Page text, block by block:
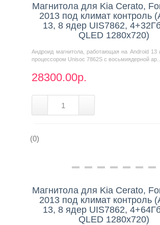
Магнитола для Kia Cerato,
2013 под климат контроль
13, 8 ядер UIS7862,
QLED 1280x720)
Андроид магнитола, работающая на Android 13
процессором Unisoc 7862S с восьмиядерной ар..
28300.00р.
(0)
Нашли дешевле?
Магнитола для Kia Cerato,
2013 под климат контроль
13, 8 ядер UIS7862,
QLED 1280x720)